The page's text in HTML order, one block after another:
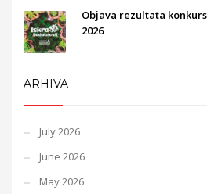
Objava rezultata
2026
ARHIVA
July 2026
June 2026
May 2026